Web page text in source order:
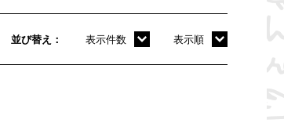
並び替え 表示件数 表示順